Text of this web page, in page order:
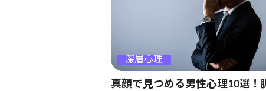
深層心理
真顔で見つめる男性心理10選！